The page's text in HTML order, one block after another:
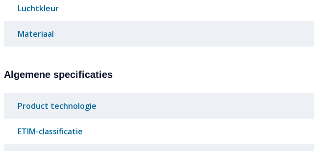
Luchtkleur
Materiaal
Algemene specificaties
Product technologie
ETIM-classificatie